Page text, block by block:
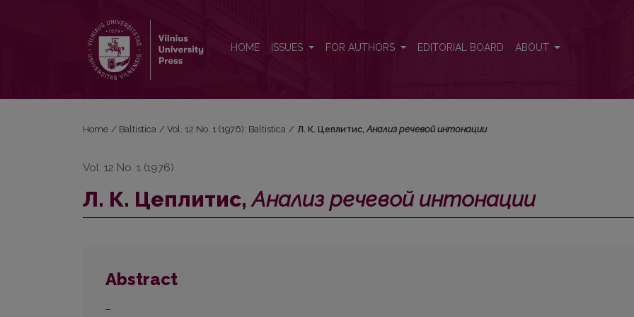
HOME ISSUES FOR AUTHORS EDITORIAL BOARD ABOUT
Home / Baltistica / Vol. 12 No. 1 (1976): Baltistica / Л. К. Цеплитис,Анализ речевой интонации
Vol. 12 No. 1 (1976)
Л. К. Цеплитис,Анализ речевой интонации
Abstract
–